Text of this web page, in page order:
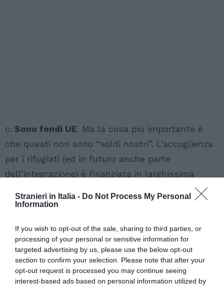
Stranieri in Italia - Do Not Process My Personal
Information
If you wish to opt-out of the sale, sharing to third parties, or
processing of your personal or sensitive information for
targeted advertising by us, please use the below opt-out
section to confirm your selection. Please note that after your
opt-out request is processed you may continue seeing
interest-based ads based on personal information utilized by
c. Sono fondi UE. Ma la cosa più importante è
che questi non sono “soldi nostri”. L’accoglienza
per i rifugiati (ed in futuro anche parte
dell’integrazione) è finanziata in larghissima
parte con fondi dell’Unione europea, fondi che
non possono andare all’Italia per nessun altro
ha messo a disposizione dell’Italia per far fronte
agli sbarchi è di 500 milioni di euro per i prossimi
5 anni, oltre ai costi dell’operazione Triton. A
questo vanno aggiunti altri 200 milioni di euro